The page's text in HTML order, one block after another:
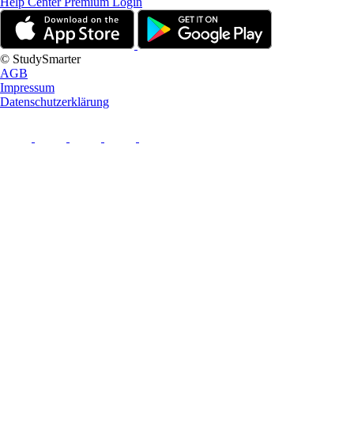
© StudySmarter
AGB
Impressum
Datenschutzerklärung